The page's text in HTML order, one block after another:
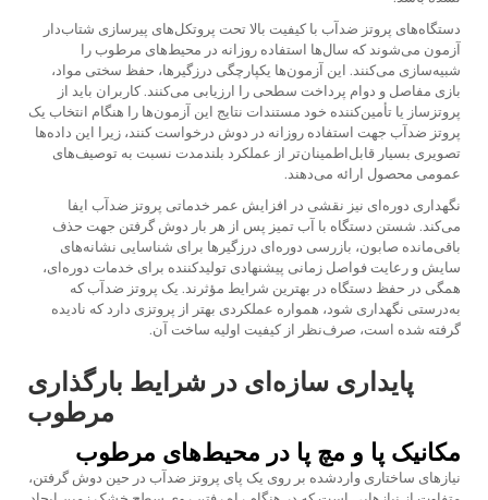
دستگاه‌های پروتز ضدآب با کیفیت بالا تحت پروتکل‌های پیرسازی شتاب‌دار
آزمون می‌شوند که سال‌ها استفاده روزانه در محیط‌های مرطوب را
شبیه‌سازی می‌کنند. این آزمون‌ها یکپارچگی درزگیرها، حفظ سختی مواد،
بازی مفاصل و دوام پرداخت سطحی را ارزیابی می‌کنند. کاربران باید از
پروتزساز یا تأمین‌کننده خود مستندات نتایج این آزمون‌ها را هنگام انتخاب یک
پروتز ضدآب جهت استفاده روزانه در دوش درخواست کنند، زیرا این داده‌ها
تصویری بسیار قابل‌اطمینان‌تر از عملکرد بلندمدت نسبت به توصیف‌های
عمومی محصول ارائه می‌دهند.
نگهداری دوره‌ای نیز نقشی در افزایش عمر خدماتی پروتز ضدآب ایفا
می‌کند. شستن دستگاه با آب تمیز پس از هر بار دوش گرفتن جهت حذف
باقی‌مانده صابون، بازرسی دوره‌ای درزگیرها برای شناسایی نشانه‌های
سایش و رعایت فواصل زمانی پیشنهادی تولیدکننده برای خدمات دوره‌ای،
همگی در حفظ دستگاه در بهترین شرایط مؤثرند. یک پروتز ضدآب که
به‌درستی نگهداری شود، همواره عملکردی بهتر از پروتزی دارد که نادیده
گرفته شده است، صرف‌نظر از کیفیت اولیه ساخت آن.
پایداری سازه‌ای در شرایط بارگذاری
مرطوب
مکانیک پا و مچ پا در محیط‌های مرطوب
نیازهای ساختاری واردشده بر روی یک پاى پروتز ضدآب در حین دوش گرفتن،